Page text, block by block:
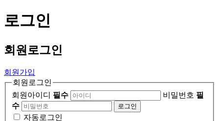
로그인
회원 로그인
회원가입
회원로그인
회원아이디 필수 비밀번호 필
수
로그인
자동로그인